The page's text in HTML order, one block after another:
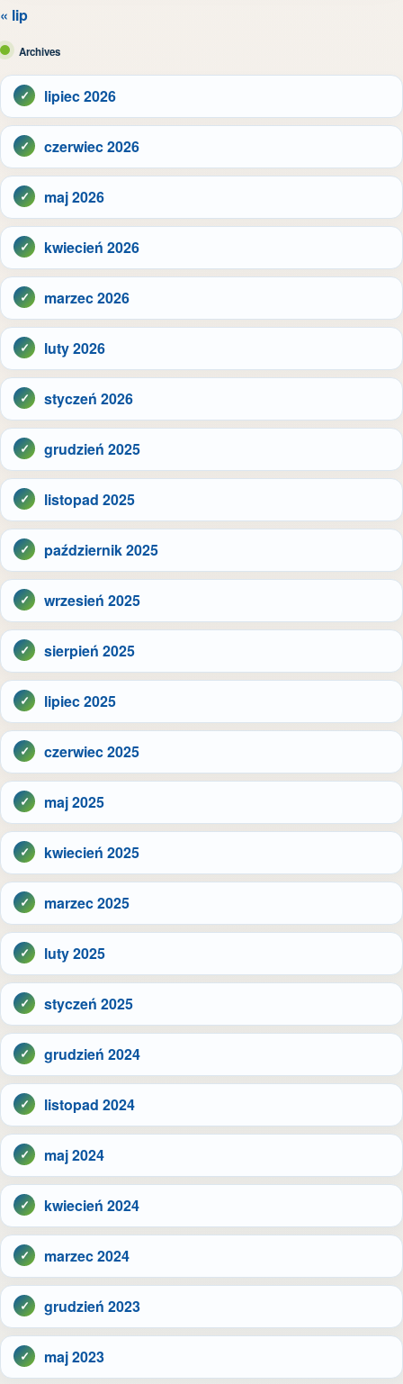
« lip
Archives
lipiec 2026
czerwiec 2026
maj 2026
kwiecień 2026
marzec 2026
luty 2026
styczeń 2026
grudzień 2025
listopad 2025
październik 2025
wrzesień 2025
sierpień 2025
lipiec 2025
czerwiec 2025
maj 2025
kwiecień 2025
marzec 2025
luty 2025
styczeń 2025
grudzień 2024
listopad 2024
maj 2024
kwiecień 2024
marzec 2024
grudzień 2023
maj 2023